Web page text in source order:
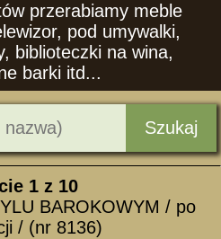
przerabiamy meble
pod umywalki,
biblioteczki na wina,
barki itd...
Szukaj
1 z 10
BAROKOWYM / po
/ (nr 8136)